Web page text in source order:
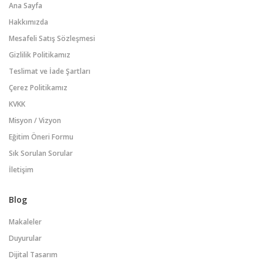
Ana Sayfa
Hakkımızda
Mesafeli Satış Sözleşmesi
Gizlilik Politikamız
Teslimat ve İade Şartları
Çerez Politikamız
KVKK
Misyon / Vizyon
Eğitim Öneri Formu
Sık Sorulan Sorular
İletişim
Blog
Makaleler
Duyurular
Dijital Tasarım